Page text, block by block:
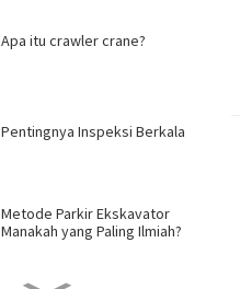
Apa itu crawler crane?
Pentingnya Inspeksi Berkala
Metode Parkir Ekskavator
Manakah yang Paling Ilmiah?